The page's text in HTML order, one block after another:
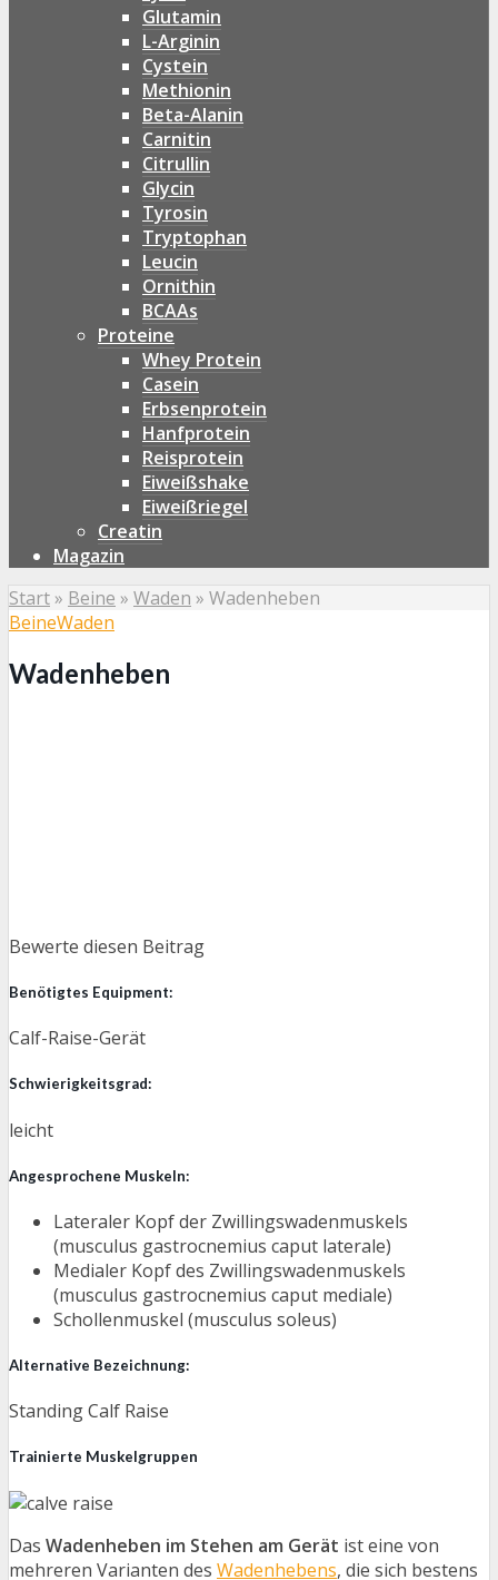
Glutamin
L-Arginin
Cystein
Methionin
Beta-Alanin
Carnitin
Citrullin
Glycin
Tyrosin
Tryptophan
Leucin
Ornithin
BCAAs
Proteine
Whey Protein
Casein
Erbsenprotein
Hanfprotein
Reisprotein
Eiweißshake
Eiweißriegel
Creatin
Magazin
Start» Beine » Waden » Wadenheben
BeineWaden
Wadenheben
Bewerte diesen Beitrag
Benötigtes Equipment:
Calf-Raise-Gerät
Schwierigkeitsgrad:
leicht
Angesprochene Muskeln:
Lateraler Kopf der Zwillingswadenmuskels
(musculus gastrocnemius caput laterale)
Medialer Kopf des Zwillingswadenmuskels
(musculus gastrocnemius caput mediale)
Schollenmuskel (musculus soleus)
Alternative Bezeichnung:
Standing Calf Raise
Trainierte Muskelgruppen
Das Wadenheben im Stehen am Gerät ist eine von
mehreren Varianten des Wadenhebens, die sich bestens